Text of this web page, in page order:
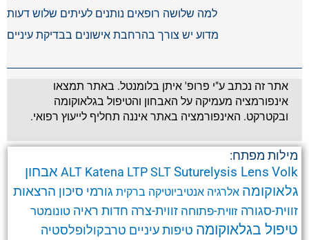
למה שלושה רופאים נותנים לעיתים שלוש דעות
מדוע יש צורך בהרחבת אישונים בבדיקת עיניים
אתר זה נכתב ע"י פרופ' איתן בלומנטל. באתר תמצאו
אינפורמציה מעמיקה על האבחון והטיפול בגלאוקומה
ובקטרקט. האינפורמציה באתר איננה תחליף לייעוץ רפואי.
מילות מפתח:
ALT Katena LTPSLTSuturelysis Lens Volk
אבחון
גלאוקומה אלרגיה אנטיביוטיקה ברקית גורמי סיכון הרצאות
זווית-סגורה זווית-פתוחה זווית-צרה חדות ראיה טונומטר
טיפול בגלאוקומה טיפות עיניים טרבקולופלסטיה